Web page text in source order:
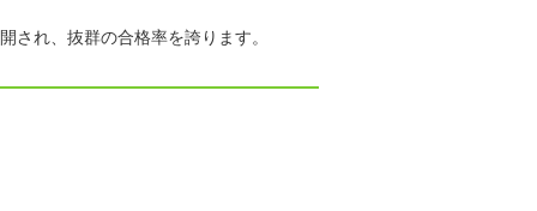
され、抜群の合格率を誇ります。